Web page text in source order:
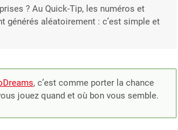
? Au Quick-Tip, les numéros et
générés aléatoirement : c’est simple et
, c’est comme porter la chance
jouez quand et où bon vous semble.